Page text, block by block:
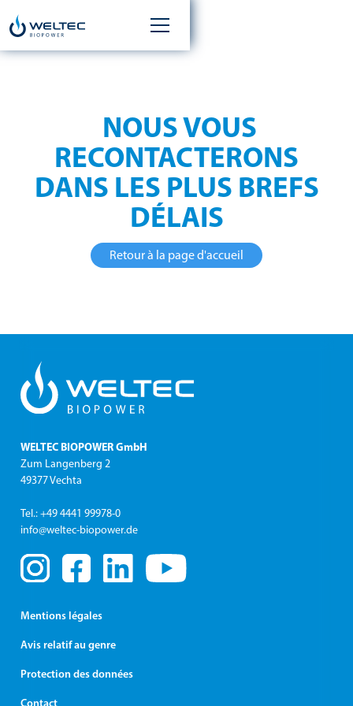
MERCI POUR VOTRE
NOUS VOUS
RECONTACTERONS
DANS LES PLUS BREFS
DÉLAIS
Retour à la page d'accueil
WELTEC BIOPOWER GmbH
Zum Langenberg 2
49377 Vechta
Tel.: +49 4441 99978-0
info@weltec-biopower.de
Mentions légales
Avis relatif au genre
Protection des données
Contact